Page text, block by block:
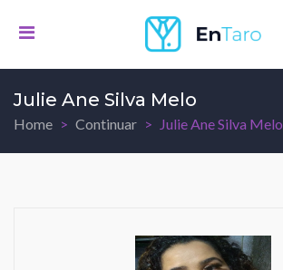
Julie Ane Silva Melo
Home Continuar Julie Ane Silva Melo